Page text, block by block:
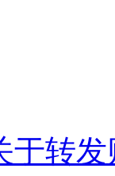
于转